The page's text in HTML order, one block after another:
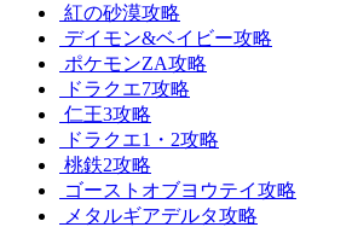
紅の砂漠攻略
デイモン&ベイビー攻略
ポケモンZA攻略
ドラクエ7攻略
仁王3攻略
ドラクエ1・2攻略
桃鉄2攻略
ゴーストオブヨウテイ攻略
メタルギアデルタ攻略